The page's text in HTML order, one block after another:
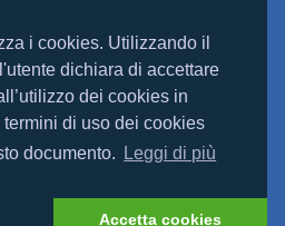
i cookies. Utilizzando il
dichiara di accettare
dei cookies in
di uso dei cookies
documento.
Leggi di più
Accetta cookies
aiuti de Minimis, si rimanda a quanto
degli aiuti di Stato” di cui
sites/PortaleRNA/it_IT/home